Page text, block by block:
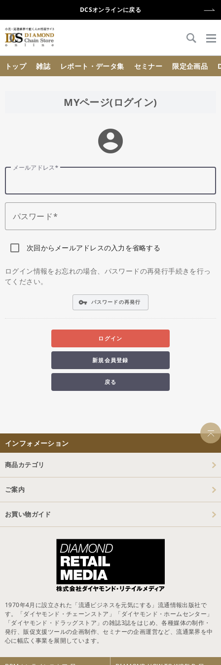
DCSオンラインに戻る
トップ 雑誌 レポート・データ集 セミナー 限定企画品
MYページ(ログイン)
account_circle
メールアドレス
パスワード
次回からメールアドレスの入力を省略する
ログイン情報をお忘れの場合、パスワードの再発行手続きを行っ
てください。
vpn_key パスワードの再発行
ログイン
新規会員登録
戻る
インフォメーション
商品カテゴリ
ご案内
お買い物ガイド
1970年4月に設立された「流通ビジネスを元気にする」流通情報出版社で
す。「ダイヤモンド・チェーンストア」「ダイヤモンド・ホームセンター」
「ダイヤモンド・ドラッグストア」の雑誌3誌をはじめ、各種媒体の制作・
発行、販促支援ツールの企画制作、セミナーの企画運営など、流通業界を中
心に幅広く事業を展開しています。